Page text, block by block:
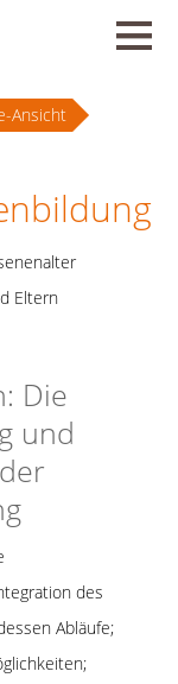
Ansicht
Eltern
Die
und
des
Abläufe;